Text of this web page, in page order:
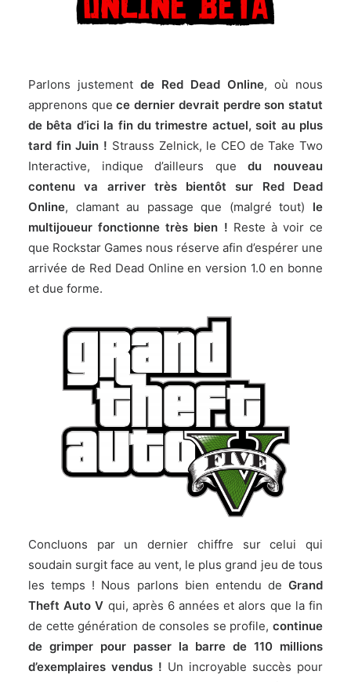
Parlons justement de Red Dead Online, où nous
apprenons quece dernier devrait perdre son statut
de bêta d’ici la fin du trimestre actuel, soit au plus
tard fin Juin ! Strauss Zelnick, le CEO de Take Two
Interactive, indique d’ailleurs quedu nouveau
contenu va arriver très bientôt sur Red Dead
Online, clamant au passage que (malgré tout) le
multijoueur fonctionne très bien ! Reste à voir ce
que Rockstar Games nous réserve afin d’espérer une
arrivée de Red Dead Online en version 1.0 en bonne
et due forme.
Concluons par un dernier chiffre sur celui qui
soudain surgit face au vent, le plus grand jeu de tous
les temps ! Nous parlons bien entendu de Grand
Theft Auto V qui, après 6 années et alors que la fin
de cette génération de consoles se profile, continue
de grimper pour passer la barre de 110 millions
d’exemplaires vendus ! Un incroyable succès pour